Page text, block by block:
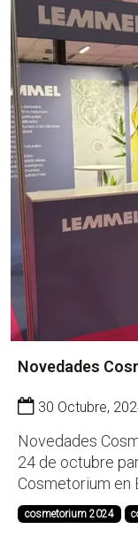
Novedades
30 Octubre,
Novedades
24 de octubre
Cosmetorium en
presentamos las
cosmetorium 2024